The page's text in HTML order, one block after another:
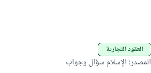
العقود التجارية
المصدر: الإسلام سؤال وجواب